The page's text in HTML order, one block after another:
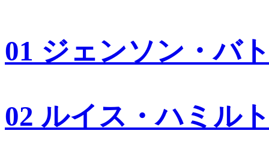
01 ジェンソン・バ
02 ルイス・ハミル